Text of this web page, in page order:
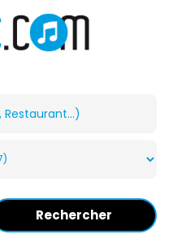
Rechercher